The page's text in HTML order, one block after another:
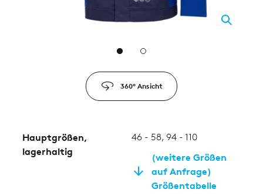
360° Ansicht
Hauptgrößen,
lagerhaltig
46 - 58, 94 - 110
(weitere Größen
auf Anfrage)
Größentabelle